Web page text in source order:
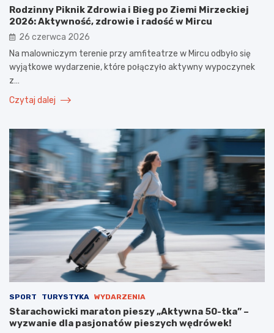
Rodzinny Piknik Zdrowia i Bieg po Ziemi Mirzeckiej
2026: Aktywność, zdrowie i radość w Mircu
26 czerwca 2026
Na malowniczym terenie przy amfiteatrze w Mircu odbyło się
wyjątkowe wydarzenie, które połączyło aktywny wypoczynek
z…
Czytaj dalej
SPORT TURYSTYKA WYDARZENIA
Starachowicki maraton pieszy „Aktywna 50-tka” –
wyzwanie dla pasjonatów pieszych wędrówek!